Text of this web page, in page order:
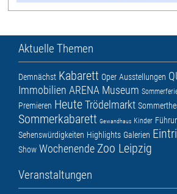
Aktuelle Themen
Demnächst Kabarett Oper Ausstellungen
Immobilien ARENA Museum
Premieren HeuteTrödelmarkt
Sommerkabarett Gewandhaus Kinder
Sehenswürdigkeiten Highlights Galerien
Show Wochenende Zoo Leipzig
Veranstaltungen